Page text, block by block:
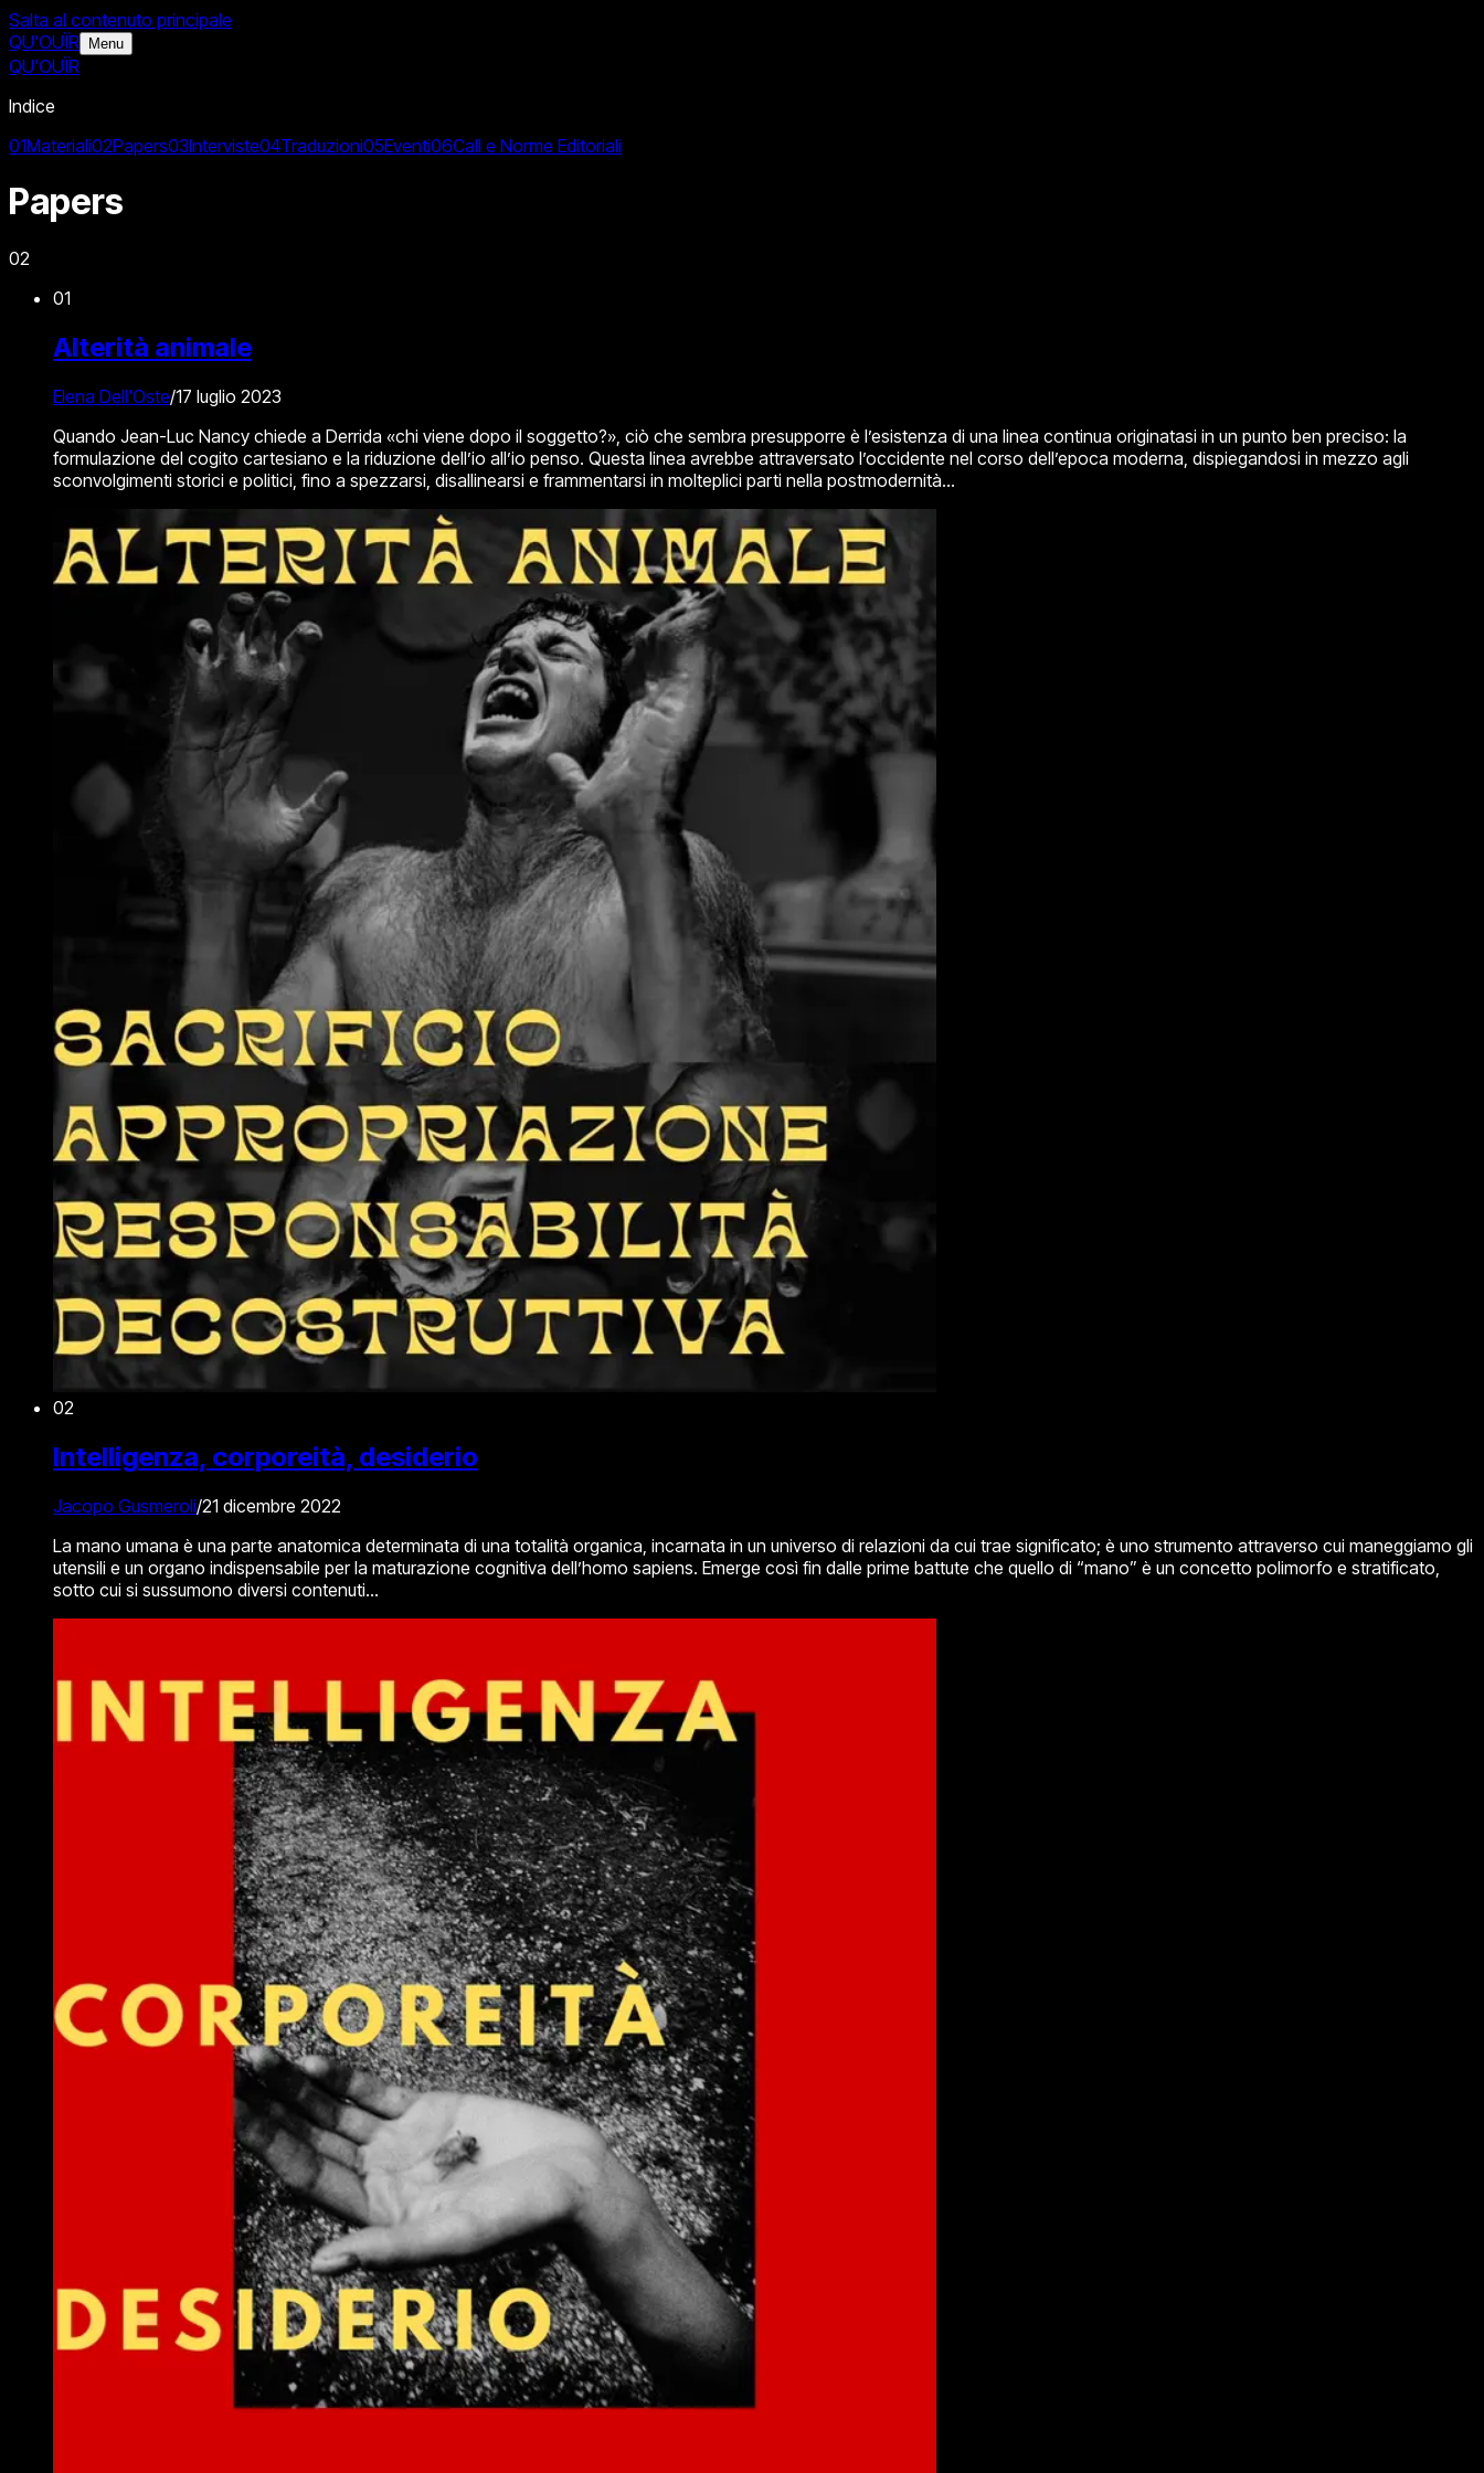
Salta al contenuto principale
QU'OUÏR
Menu
QU'OUÏR
Indice
01Materiali02Papers03Interviste04Traduzioni05Eventi06Call e Norme Editoriali
Papers
02
01
Alterità animale
Elena Dell'Oste/17 luglio 2023
Quando Jean-Luc Nancy chiede a Derrida «chi viene dopo il soggetto?», ciò che sembra presupporre è l’esistenza di una linea continua originatasi in un punto ben preciso: la
formulazione del cogito cartesiano e la riduzione dell’io all’io penso. Questa linea avrebbe attraversato l’occidente nel corso dell’epoca moderna, dispiegandosi in mezzo agli
sconvolgimenti storici e politici, fino a spezzarsi, disallinearsi e frammentarsi in molteplici parti nella postmodernità...
02
Intelligenza, corporeità, desiderio
Jacopo Gusmeroli/21 dicembre 2022
La mano umana è una parte anatomica determinata di una totalità organica, incarnata in un universo di relazioni da cui trae significato; è uno strumento attraverso cui maneggiamo gli
utensili e un organo indispensabile per la maturazione cognitiva dell’homo sapiens. Emerge così fin dalle prime battute che quello di “mano” è un concetto polimorfo e stratificato,
sotto cui si sussumono diversi contenuti...